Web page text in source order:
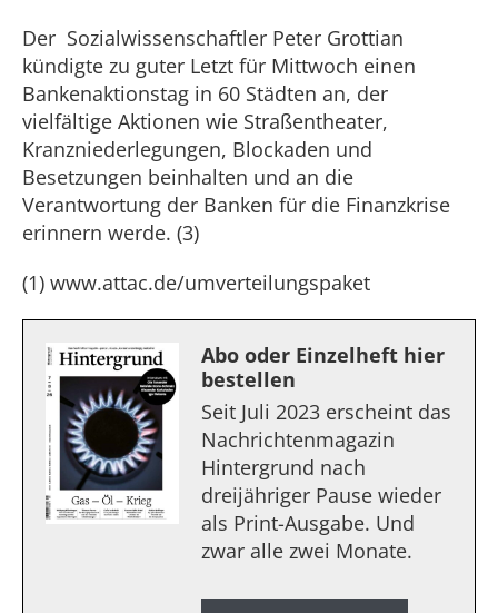
Der Sozialwissenschaftler Peter Grottian
kündigte zu guter Letzt für Mittwoch einen
Bankenaktionstag in 60 Städten an, der
vielfältige Aktionen wie Straßentheater,
Kranzniederlegungen, Blockaden und
Besetzungen beinhalten und an die
Verantwortung der Banken für die Finanzkrise
erinnern werde. (3)
(1) www.attac.de/umverteilungspaket
Abo oder Einzelheft hier
bestellen
Seit Juli 2023 erscheint das
Nachrichtenmagazin
Hintergrund nach
dreijähriger Pause wieder
als Print-Ausgabe. Und
zwar alle zwei Monate.